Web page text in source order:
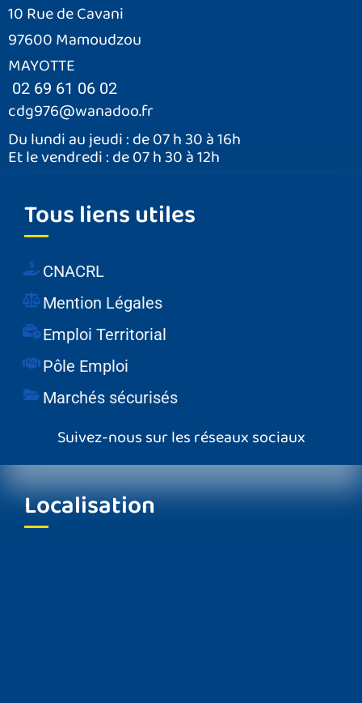
10 Rue de Cavani
97600 Mamoudzou
MAYOTTE
02 69 61 06 02
cdg976@wanadoo.fr
Du lundi au jeudi : de 07 h 30 à 16h
Et le vendredi : de 07 h 30 à 12h
Tous liens utiles
CNACRL
Mention Légales
Emploi Territorial
Pôle Emploi
Marchés sécurisés
Suivez-nous sur les réseaux sociaux
Localisation